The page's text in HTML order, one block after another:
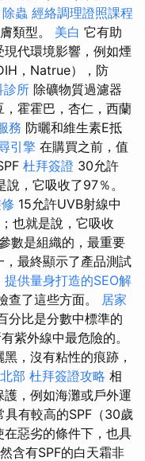
除蟲 經絡調理證照課程
類型。 美白 它有助
代環境影響，例如煙
，Natrue），防
診所 除礦物質過濾器
霍霍巴，杏仁，西蘭
務 防曬和維生素E抵
引擎 在購買之前，值
杜拜簽證 30允許
，它吸收了97％。
15允許UVB射線中
也就是說，它吸收
數是組織的，最重要
最終顯示了產品測試
提供量身打造的SEO解
查了這些方面。 居家
分比是分數中標準的
紫外線中最危險的。
，沒有粘性的痕跡，
部 杜拜簽證攻略 相
，例如海灘或戶外運
具有較高的SPF（30歲
惡劣的條件下，也具
含有SPF的白天霜非